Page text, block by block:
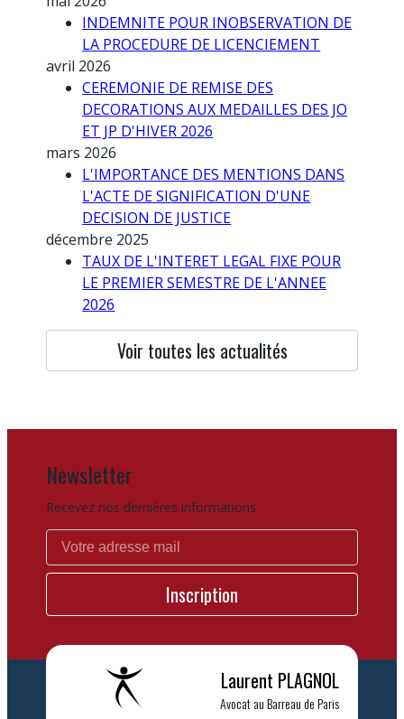
INDEMNITE POUR INOBSERVATION DE
LA PROCEDURE DE LICENCIEMENT
avril 2026
CEREMONIE DE REMISE DES
DECORATIONS AUX MEDAILLES DES JO
ET JP D'HIVER 2026
mars 2026
L'IMPORTANCE DES MENTIONS DANS
L'ACTE DE SIGNIFICATION D'UNE
DECISION DE JUSTICE
décembre 2025
TAUX DE L'INTERET LEGAL FIXE POUR
LE PREMIER SEMESTRE DE L'ANNEE
2026
Voir toutes les actualités
Newsletter
Recevez nos dernières informations.
Laurent PLAGNOL
Avocat au Barreau de Paris